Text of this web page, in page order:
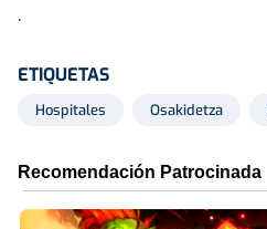
.
ETIQUETAS
Hospitales Osakidetza